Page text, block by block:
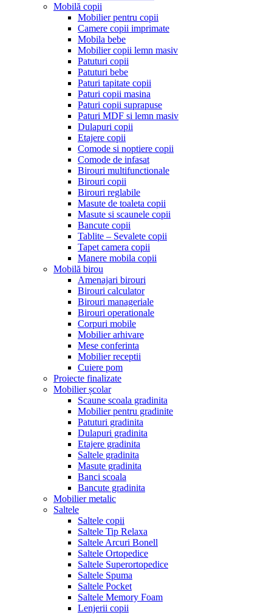
Mobilă copii
Mobilier pentru copii
Camere copii imprimate
Mobila bebe
Mobilier copii lemn masiv
Patuturi copii
Patuturi bebe
Paturi tapitate copii
Paturi copii masina
Paturi copii suprapuse
Paturi MDF si lemn masiv
Dulapuri copii
Etajere copii
Comode si noptiere copii
Comode de infasat
Birouri multifunctionale
Birouri copii
Birouri reglabile
Masute de toaleta copii
Masute si scaunele copii
Bancute copii
Tablite – Sevalete copii
Tapet camera copii
Manere mobila copii
Mobilă birou
Amenajari birouri
Birouri calculator
Birouri manageriale
Birouri operationale
Corpuri mobile
Mobilier arhivare
Mese conferinta
Mobilier receptii
Cuiere pom
Proiecte finalizate
Mobilier școlar
Scaune scoala gradinita
Mobilier pentru gradinite
Patuturi gradinita
Dulapuri gradinita
Etajere gradinita
Saltele gradinita
Masute gradinita
Banci scoala
Bancute gradinita
Mobilier metalic
Saltele
Saltele copii
Saltele Tip Relaxa
Saltele Arcuri Bonell
Saltele Ortopedice
Saltele Superortopedice
Saltele Spuma
Saltele Pocket
Saltele Memory Foam
Lenjerii copii